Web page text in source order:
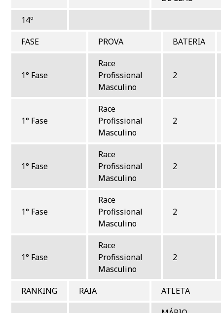
14º
FASE
PROVA BATERIA
1° Fase
Race
Profissional
Masculino
2
1° Fase
Race
Profissional
Masculino
2
1° Fase
Race
Profissional
Masculino
2
1° Fase
Race
Profissional
Masculino
2
1° Fase
Race
Profissional
Masculino
2
RANKING RAIA
ATLETA